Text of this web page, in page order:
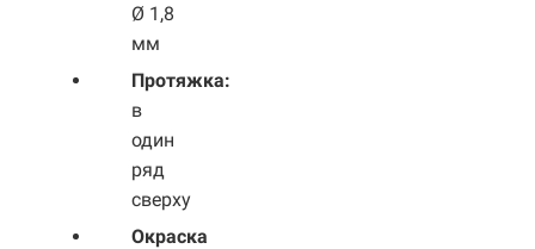
Ø 1,8
мм
Протяжка:
в
один
ряд
сверху
Окраска